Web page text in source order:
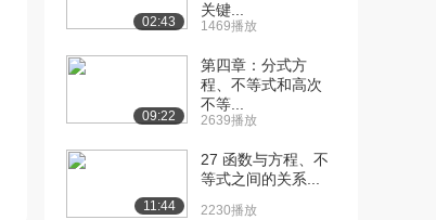
[13] 09-第一章-关于积分
10:37
[14] 09-第一章-关于积分
问题（一）（...
待播放
02:43
关键...
1469播放
09:22
第四章：分式方
程、不等式和高次
不等...
2639播放
11:44
27 函数与方程、不
等式之间的关系...
2230播放